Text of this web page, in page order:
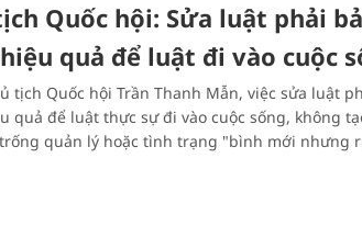
Quốc hội: Sửa luật phải
quả để luật đi vào cuộc
tịch Quốc hội Trần Thanh Mẫn, việc sửa luật
quả để luật thực sự đi vào cuộc sống, không
quản lý hoặc tình trạng "bình mới nhưng